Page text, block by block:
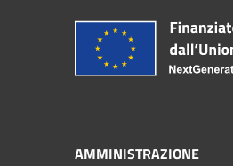
AMMINISTRAZIONE